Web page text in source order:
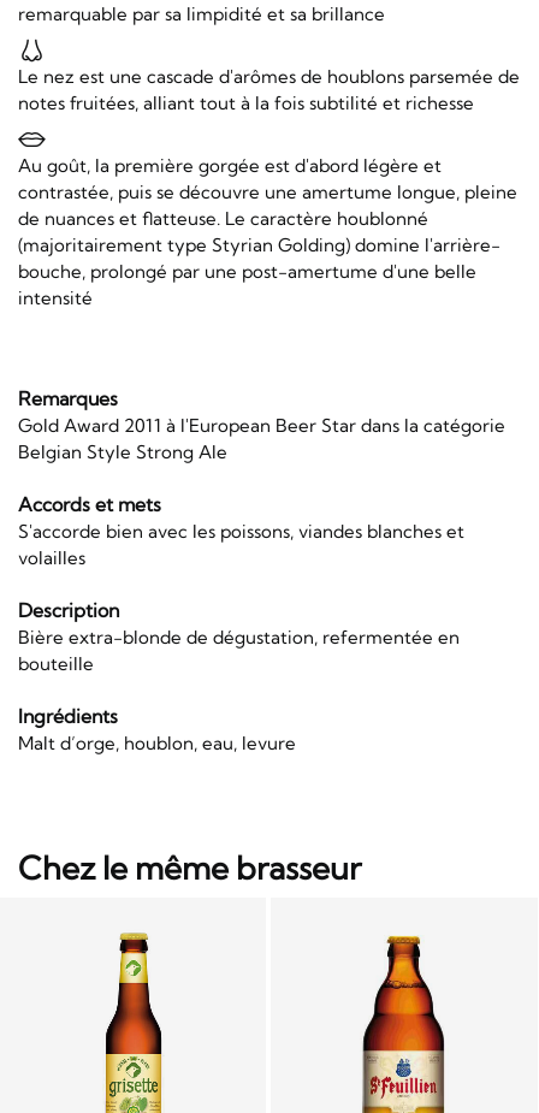
remarquable par sa limpidité et sa brillance
Le nez est une cascade d'arômes de houblons parsemée de
notes fruitées, alliant tout à la fois subtilité et richesse
Au goût, la première gorgée est d'abord légère et
contrastée, puis se découvre une amertume longue, pleine
de nuances et flatteuse. Le caractère houblonné
(majoritairement type Styrian Golding) domine l'arrière-
bouche, prolongé par une post-amertume d'une belle
intensité
Remarques
Gold Award 2011 à l'European Beer Star dans la catégorie
Belgian Style Strong Ale
Accords et mets
S'accorde bien avec les poissons, viandes blanches et
volailles
Description
Bière extra-blonde de dégustation, refermentée en
bouteille
Ingrédients
Malt d’orge, houblon, eau, levure
Chez le même brasseur